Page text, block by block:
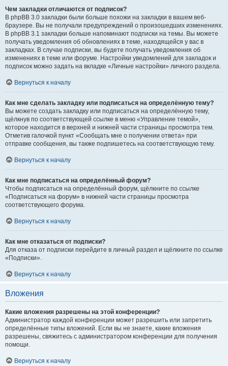
Чем закладки отличаются от подписок?
В phpBB 3.0 закладки были больше похожи на закладки в вашем веб-
браузере. Вы не получали предупреждений о произошедших изменениях.
В phpBB 3.1 закладки больше напоминают подписки на темы. Вы можете
получать уведомления об обновлениях в теме, находящейся у вас в
закладках. В случае подписки, вы будете получать уведомления об
изменениях в теме или форуме. Настройки уведомлений для закладок и
подписок можно задать на вкладке «Личные настройки» личного раздела.
Вернуться к началу
Как мне сделать закладку или подписаться на определённую тему?
Вы можете создать закладку или подписаться на определённую тему,
щёлкнув по соответствующей ссылке в меню «Управление темой»,
которое находится в верхней и нижней части страницы просмотра тем.
Отметив галочкой пункт «Сообщать мне о получении ответа» при
отправке сообщения, вы также подпишетесь на соответствующую тему.
Вернуться к началу
Как мне подписаться на определённый форум?
Чтобы подписаться на определённый форум, щёлкните по ссылке
«Подписаться на форум» в нижней части страницы просмотра
соответствующего форума.
Вернуться к началу
Как мне отказаться от подписки?
Для отказа от подписки перейдите в личный раздел и щёлкните по ссылке
«Подписки».
Вернуться к началу
Вложения
Какие вложения разрешены на этой конференции?
Администратор каждой конференции может разрешить или запретить
определённые типы вложений. Если вы не знаете, какие вложения
разрешены, свяжитесь с администратором конференции для получения
помощи.
Вернуться к началу